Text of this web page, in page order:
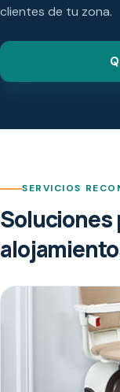
clientes de tu zona.
SERVICIOS
Soluciones